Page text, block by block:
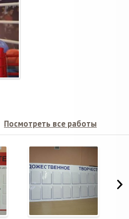
Посмотреть все работы